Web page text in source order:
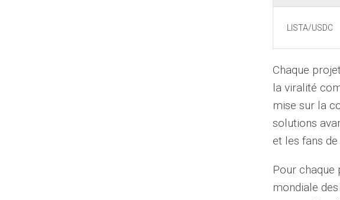
LISTA/USDC
Chaque
la viralité
mise sur la
solutions
et les fans de
Pour chaque
mondiale des